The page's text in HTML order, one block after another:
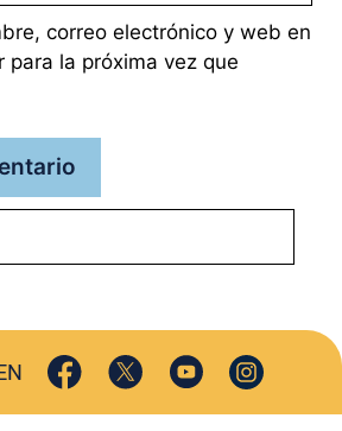
correo electrónico y web en
para la próxima vez que